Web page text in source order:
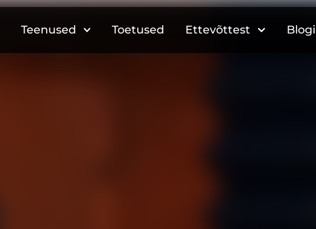
Teenused Toetused Ettevõttest Blogi